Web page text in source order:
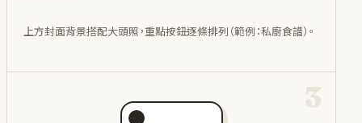
上方封面背景搭配大頭照，重點按鈕逐條排列（範例：私廚食譜）。
3